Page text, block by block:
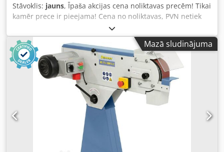
Stāvoklis: jauns, Īpaša akcijas cena noliktavas precēm! Tikai
kamēr prece ir pieejama! Cena no noliktavas, PVN netiek
iekļauts. Lentas slīpmašīna: Bernardo Tips/Modelis: MS 75
x 2000 S Stāvoklis: jauns Lentas izmēri: 75 x 2000 mm
Lentas ātrums: 29 m/sek. Kontaktspiediena disks Ø x
platums: 200 / 80 mm Plakans slīpēšanas galds: 460 x 75
mm Putekļu nosūkšanas pieslēgvieta: 100 mm Motora
jauda S1 100%: 3,0 kW Motora pieslēgšanas jauda S6 40%:
4,0 kW Spriegums: 400 V Garums: 1080 mm Platums: 440
mm Augstums: 1000 mm Svars apm.: 66 kg Crjdpsfnr Aisfx
Adwof Iezīmes: - Labi slīpēšanas rezultāti pateicoties
lielajam lentas ātrumam - Ātra regulācija horizontālai un
slīpai pozīcijai - Nepārtraukta plakana slīpēšanas virsma
optimālai garu detaļu apstrādei - Pastāvīgs lentas
Mazā sludinājuma